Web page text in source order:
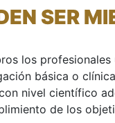
SER
los
básica o
nivel científico
de los